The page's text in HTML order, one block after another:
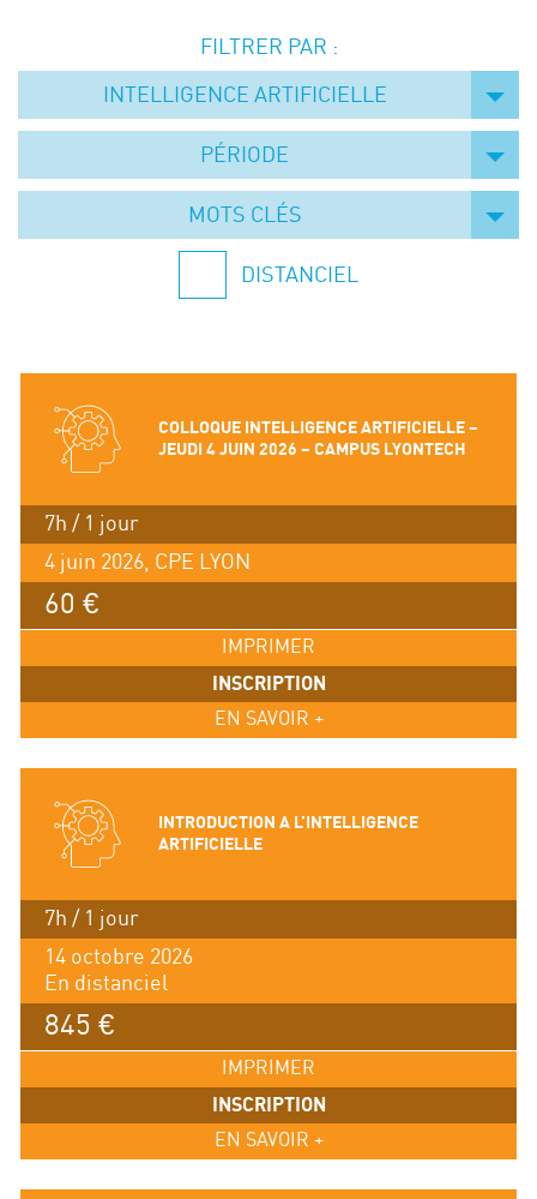
Symposium on Chain Transfer Catalysis for
sustainability – September 15 and 16, 2026
FRENCH-CHINESE CONFERENCE ON GREEN
Contacts
FILTRER PAR :
INTELLIGENCE ARTIFICIELLE
PÉRIODE
MOTS CLÉS
DISTANCIEL
COLLOQUE INTELLIGENCE ARTIFICIELLE –
JEUDI 4 JUIN 2026 – CAMPUS LYONTECH
7h / 1 jour
4 juin 2026, CPE LYON
60 €
IMPRIMER
INSCRIPTION
EN SAVOIR +
INTRODUCTION A L’INTELLIGENCE
ARTIFICIELLE
7h / 1 jour
14 octobre 2026
En distanciel
845 €
IMPRIMER
INSCRIPTION
EN SAVOIR +